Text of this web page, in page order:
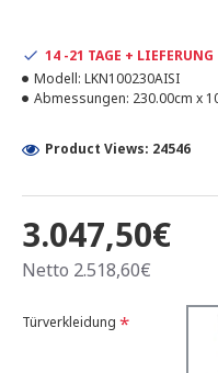
3.047,50€
Netto 2.518,60€
14 -21 TAGE + LIEFERUNG
Modell: LKN100230AISI
Abmessungen: 230.00cm x
Product Views: 24546
Türverkleidung